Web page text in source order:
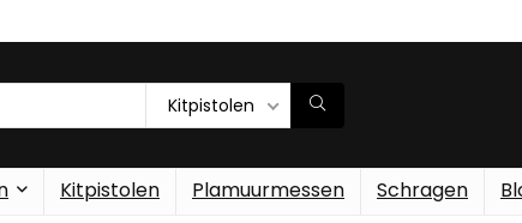
Kitpistolen
Kitpistolen Plamuurmessen Schragen